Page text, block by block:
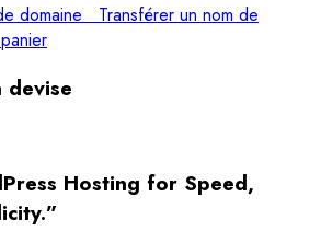
domaine
Transférer un nom de
devise
Hosting for Speed,